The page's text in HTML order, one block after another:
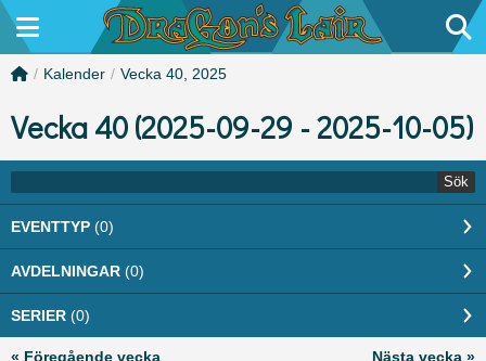
/ Kalender / Vecka 40, 2025
Vecka 40 (2025-09-29 - 2025-10-05)
Sök
EVENTTYP (0)
AVDELNINGAR (0)
SERIER (0)
« Föregående vecka Nästa vecka »